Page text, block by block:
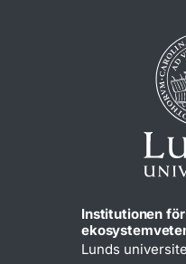
Institutionen
Lunds